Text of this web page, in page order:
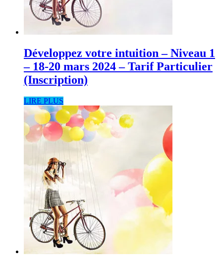
Développez votre intuition – Niveau 1
– 18-20 mars 2024 – Tarif Particulier
(Inscription)
LIRE PLUS